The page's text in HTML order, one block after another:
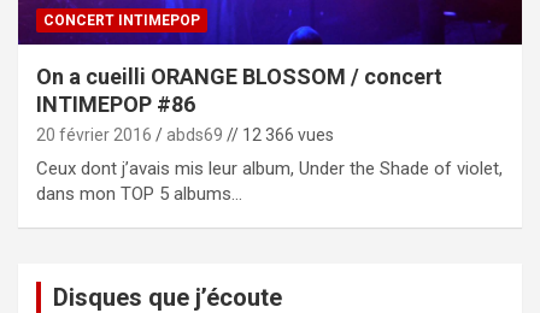
CONCERT INTIMEPOP
On a cueilli ORANGE BLOSSOM / concert
INTIMEPOP #86
20 février 2016 abds69 // 12 366 vues
Ceux dont j’avais mis leur album, Under the Shade of violet,
dans mon TOP 5 albums…
Disques que j’écoute